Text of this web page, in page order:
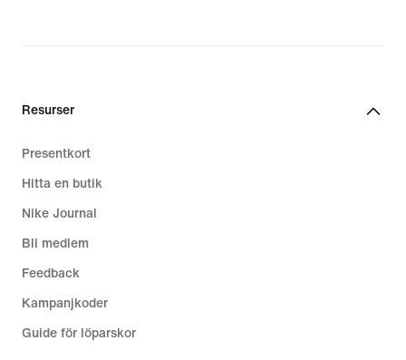
Resurser
Presentkort
Hitta en butik
Nike Journal
Bli medlem
Feedback
Kampanjkoder
Guide för löparskor